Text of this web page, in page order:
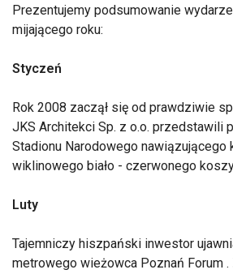
Prezentujemy podsumowanie
mijającego roku:
Styczeń
Rok 2008 zaczął się od prawdziwie
JKS Architekci Sp. z o.o. przedstawili
Stadionu Narodowego nawiązującego
wiklinowego biało - czerwonego
Luty
Tajemniczy hiszpański inwestor
metrowego wieżowca Poznań Forum